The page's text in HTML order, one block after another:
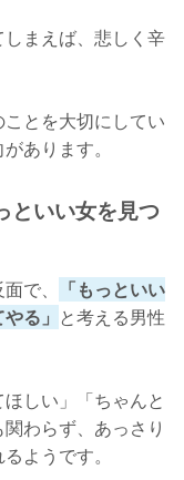
まえば、悲しく辛
とを大切にしてい
あります。
といい女を見つ
で、
「もっといい
る」 と考える男性
しい」「ちゃんと
わらず、あっさり
ようです。